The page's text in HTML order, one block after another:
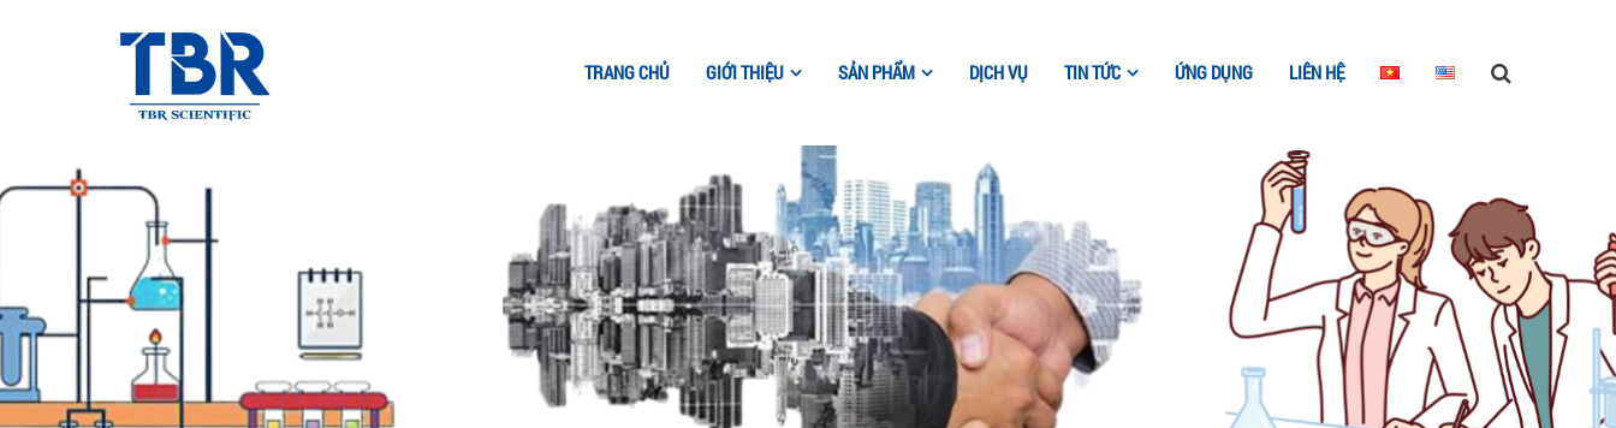
TRANG CHỦ GIỚI THIỆU SẢN PHẨM DỊCH VỤ TIN TỨC ỨNG DỤNG LIÊN HỆ